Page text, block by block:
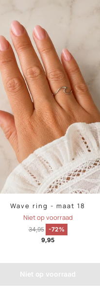
Wave ring - maat 18
Niet op voorraad
34,95
-72%
9,95
Niet op voorraad